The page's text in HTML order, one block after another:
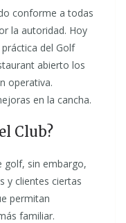
conforme a todas
la autoridad. Hoy
del Golf
abierto los
operativa.
en la cancha.
Club?
golf, sin embargo,
y clientes ciertas
permitan
familiar.